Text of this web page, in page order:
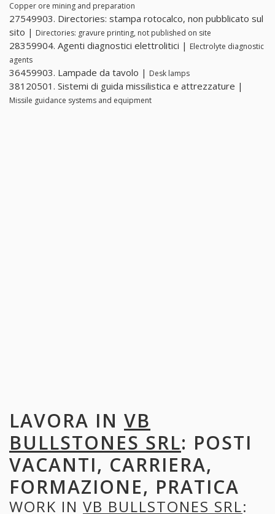
Copper ore mining and preparation
27549903. Directories: stampa rotocalco, non pubblicato sul
sito | Directories: gravure printing, not published on site
28359904. Agenti diagnostici elettrolitici | Electrolyte diagnostic
agents
36459903. Lampade da tavolo | Desk lamps
38120501. Sistemi di guida missilistica e attrezzature |
Missile guidance systems and equipment
LAVORA IN VB
BULLSTONES SRL: POSTI
VACANTI, CARRIERA,
FORMAZIONE, PRATICA
WORK IN VB BULLSTONES SRL: